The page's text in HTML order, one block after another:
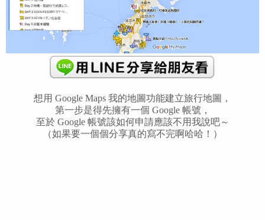
想用 Google Maps 我的地圖功能建立旅行地圖，
第一步是得先擁有一個 Google 帳號，
至於 Google 帳號該如何申請應該不用我說吧～
（如果要一個個分享真的寫不完啊哈哈！）